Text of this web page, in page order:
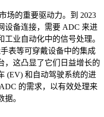
场的重要驱动力。到 2023
设备连接，需要 ADC 来进
业自动化中的信号处理。
表等可穿戴设备中的集成
，这凸显了它们日益增长的
(EV) 和自动驾驶系统的进
的需求，以有效处理来
。